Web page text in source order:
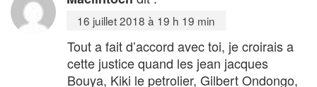
16 juillet 2018 à 19 h 19 min
Tout a fait d’accord avec toi, je croirais a
cette justice quand les jean jacques
Bouya, Kiki le petrolier, Gilbert Ondongo,